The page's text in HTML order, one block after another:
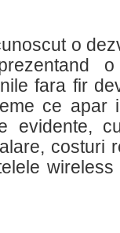
o
o
fara fir
ce apar
evidente,
costuri